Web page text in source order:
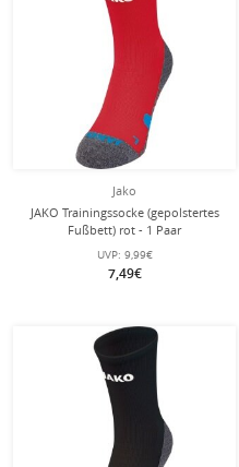
Jako
JAKO Trainingssocke (gepolstertes
Fußbett) rot - 1 Paar
UVP: 9,99€
7,49€